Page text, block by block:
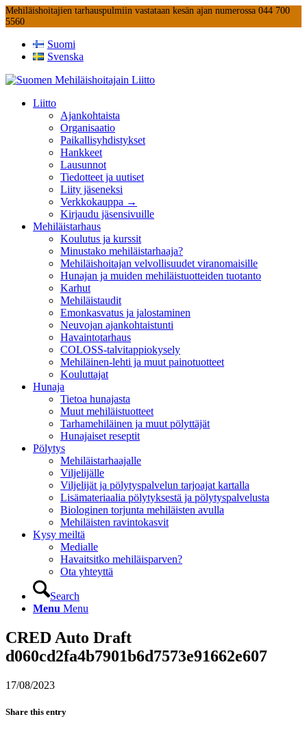
Mehiläishoitajien tarhauspulmiin vastataan kesän ajan numerossa 044 700
5560
Suomi
Svenska
Liitto
Ajankohtaista
Organisaatio
Paikallisyhdistykset
Hankkeet
Lausunnot
Tiedotteet ja uutiset
Liity jäseneksi
Verkkokauppa →
Kirjaudu jäsensivuille
Mehiläistarhaus
Koulutus ja kurssit
Minustako mehiläistarhaaja?
Mehiläishoitajan velvollisuudet viranomaisille
Hunajan ja muiden mehiläistuotteiden tuotanto
Karhut
Mehiläistaudit
Emonkasvatus ja jalostaminen
Neuvojan ajankohtaistunti
Havaintotarhaus
COLOSS-talvitappiokysely
Mehiläinen-lehti ja muut painotuotteet
Kouluttajat
Hunaja
Tietoa hunajasta
Muut mehiläistuotteet
Tarhamehiläinen ja muut pölyttäjät
Hunajaiset reseptit
Pölytys
Mehiläistarhaajalle
Viljelijälle
Viljelijät ja pölytyspalvelun tarjoajat kartalla
Lisämateriaalia pölytyksestä ja pölytyspalvelusta
Biologinen torjunta mehiläisten avulla
Mehiläisten ravintokasvit
Kysy meiltä
Medialle
Havaitsitko mehiläisparven?
Ota yhteyttä
Search
Menu Menu
CRED Auto Draft
d060cd2fa4b7901b6d7573e91662e607
17/08/2023
Share this entry